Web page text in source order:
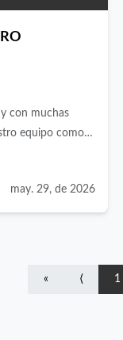
con muchas
equipo como
aprender y
may. 29, de 2026
« ⟨ 1